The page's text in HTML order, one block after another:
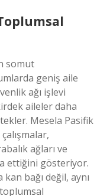
somut
geniş aile
ağı işlevi
aileler daha
Mesela Pasifik
ağları ve
ettiğini gösteriyor.
bağı değil, aynı